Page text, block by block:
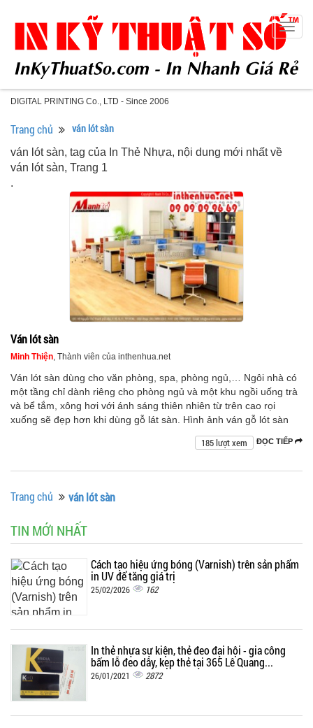
DIGITAL PRINTING Co., LTD - Since 2006
Trang chủ ván lót sàn
ván lót sàn, tag của In Thẻ Nhựa, nội dung mới nhất về
ván lót sàn, Trang 1
.
Ván lót sàn
Minh Thiện, Thành viên của inthenhua.net
Ván lót sàn dùng cho văn phòng, spa, phòng ngủ,… Ngôi nhà có
một tầng chỉ dành riêng cho phòng ngủ và một khu ngồi uống trà
và bể tắm, xông hơi với ánh sáng thiên nhiên từ trên cao rọi
xuống sẽ đẹp hơn khi dùng gỗ lát sàn. Hình ảnh ván gỗ lót sàn
ĐỌC TIẾP
185 lượt xem
Trang chủ ván lót sàn
TIN MỚI NHẤT
Cách tạo hiệu ứng bóng (Varnish) trên sản phẩm
in UV để tăng giá trị
25/02/2026 162
In thẻ nhựa sự kiện, thẻ đeo đại hội - gia công
bấm lỗ đeo dây, kẹp thẻ tại 365 Lê Quang...
26/01/2021 2872